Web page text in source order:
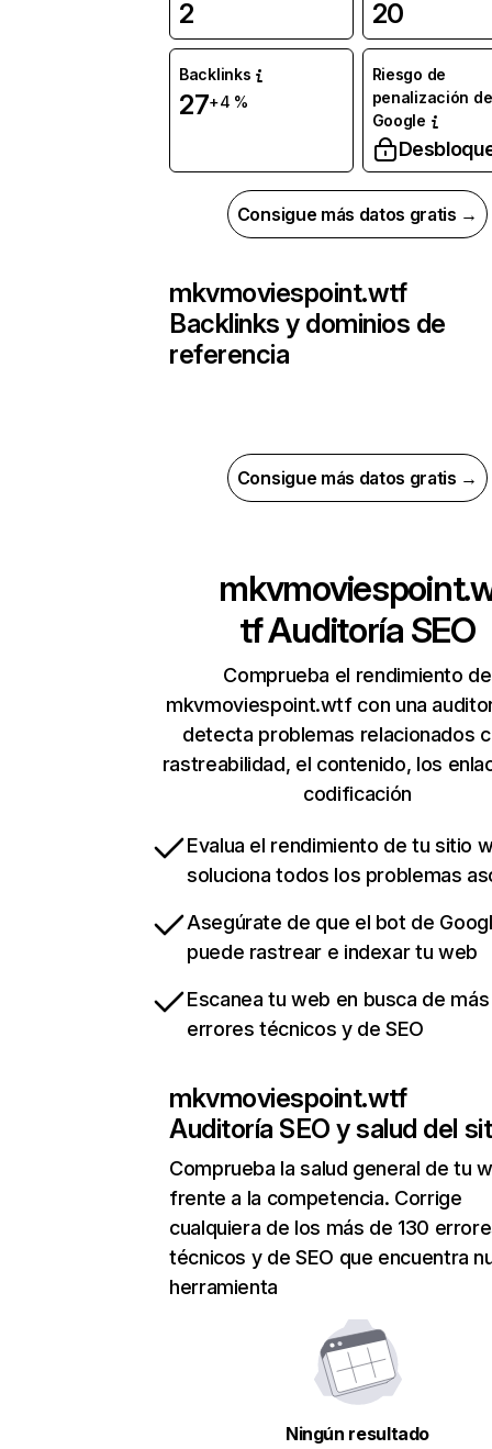
2 20
Backlinks
27+4 %
Riesgo de
penalización de
Google
Consigue más datos gratis →
mkvmoviespoint.wtf
Backlinks y dominios de
referencia
Consigue más datos gratis →
tfAuditoría SEO
Comprueba el rendimiento de
mkvmoviespoint.wtf con una
detecta problemas relacionados
rastreabilidad, el contenido, los
codificación
Evalua el rendimiento de tu sitio
soluciona todos los problemas
Asegúrate de que el bot de
puede rastrear e indexar tu web
Escanea tu web en busca de
errores técnicos y de SEO
mkvmoviespoint.wtf
Auditoría SEO y salud del
Comprueba la salud general de tu
frente a la competencia. Corrige
cualquiera de los más de 130
técnicos y de SEO que encuentra
herramienta
Ningún resultado